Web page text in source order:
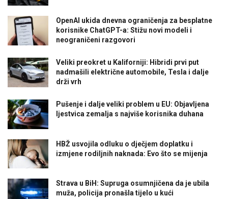
OpenAI ukida dnevna ograničenja za besplatne
korisnike ChatGPT-a: Stižu novi modeli i
neograničeni razgovori
Veliki preokret u Kaliforniji: Hibridi prvi put
nadmašili električne automobile, Tesla i dalje
drži vrh
Pušenje i dalje veliki problem u EU: Objavljena
ljestvica zemalja s najviše korisnika duhana
HBŽ usvojila odluku o dječjem doplatku i
izmjene rodiljnih naknada: Evo što se mijenja
Strava u BiH: Supruga osumnjičena da je ubila
muža, policija pronašla tijelo u kući